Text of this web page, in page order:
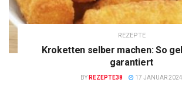
REZEPTE
Kroketten selber machen: So
garantiert
BY REZEPTE38 17 JANUAR 2024